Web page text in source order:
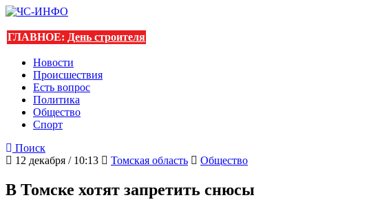
ГЛАВНОЕ: День строителя
Новости
Происшествия
Есть вопрос
Политика
Общество
Спорт
Поиск
12 декабря / 10:13
Томская область Общество
В Томске хотят запретить снюсы